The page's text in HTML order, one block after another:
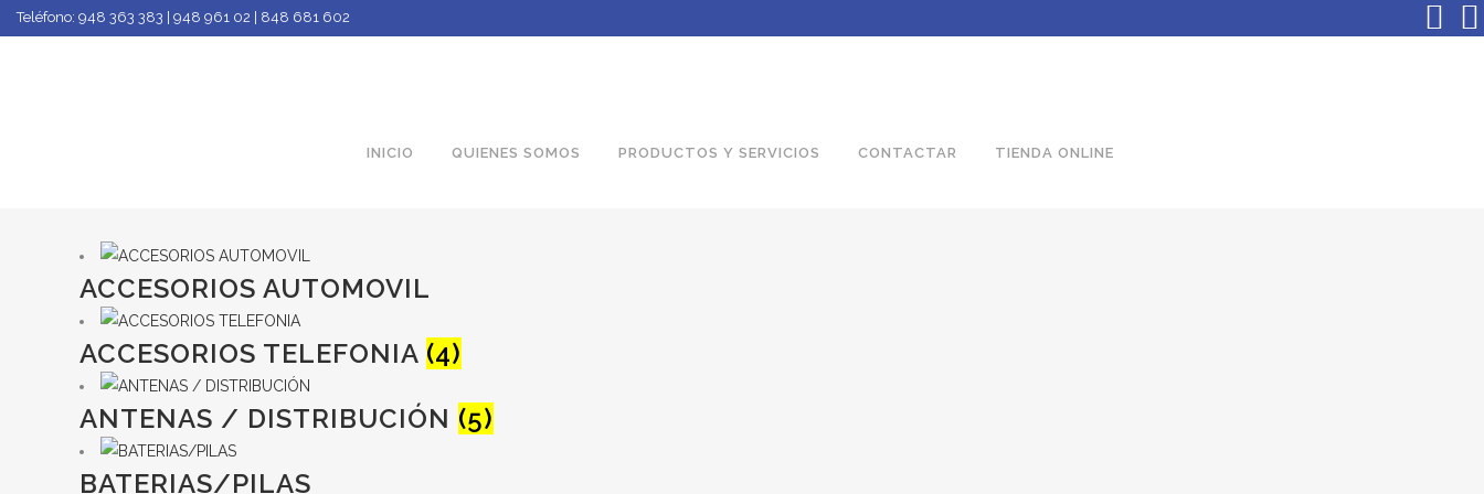
Teléfono: 948 363 383 | 948 961 02 | 848 681 602
INICIO QUIENES SOMOS PRODUCTOS Y SERVICIOS CONTACTAR TIENDA ONLINE
ACCESORIOS AUTOMOVIL
ACCESORIOS TELEFONIA (4)
ANTENAS / DISTRIBUCIÓN (5)
BATERIAS/PILAS